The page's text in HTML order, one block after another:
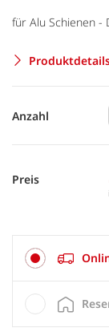
für Alu Schienen -
Anzahl
Preis